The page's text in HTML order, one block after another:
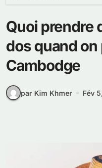
Quoi prendre
dos quand on
Cambodge
par Kim Khmer Fév